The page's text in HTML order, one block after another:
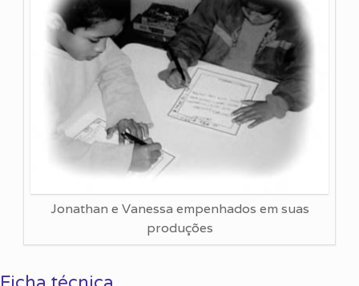
Jonathan e Vanessa empenhados em suas
produções